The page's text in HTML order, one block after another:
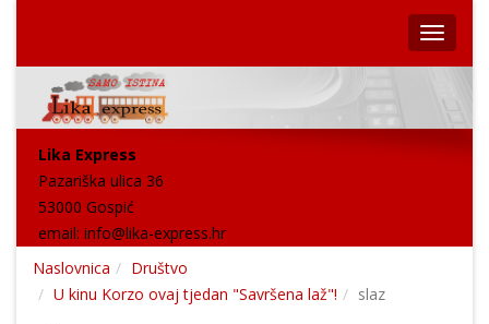
Lika Express
Pazariška ulica 36
53000 Gospić
email: info@lika-express.hr
Naslovnica
Društvo
U kinu Korzo ovaj tjedan "Savršena laž"!
slaz